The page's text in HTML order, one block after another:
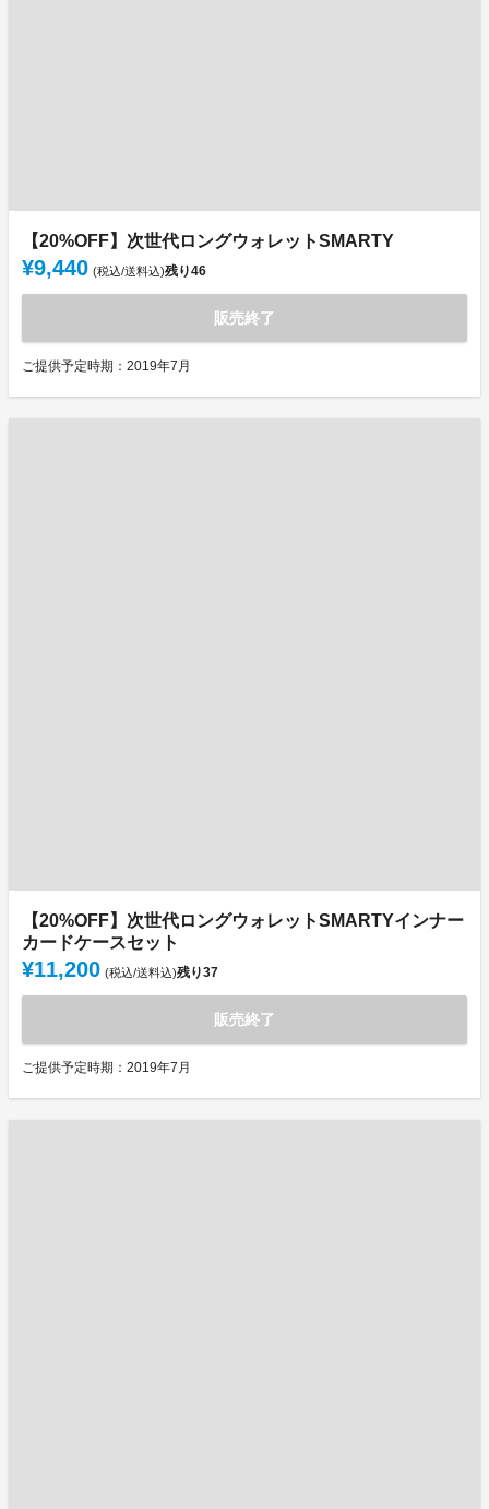
【20%OFF】次世代ロングウォレットSMARTY
¥9,440 (税込/送料込)残り46
販売終了
ご提供予定時期：2019年7月
【20%OFF】次世代ロングウォレットSMARTYインナー
カードケースセット
¥11,200 (税込/送料込)残り37
販売終了
ご提供予定時期：2019年7月